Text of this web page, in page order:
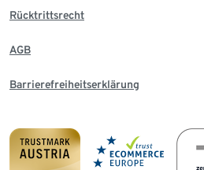
Rücktrittsrecht
AGB
Barrierefreiheitserklärung